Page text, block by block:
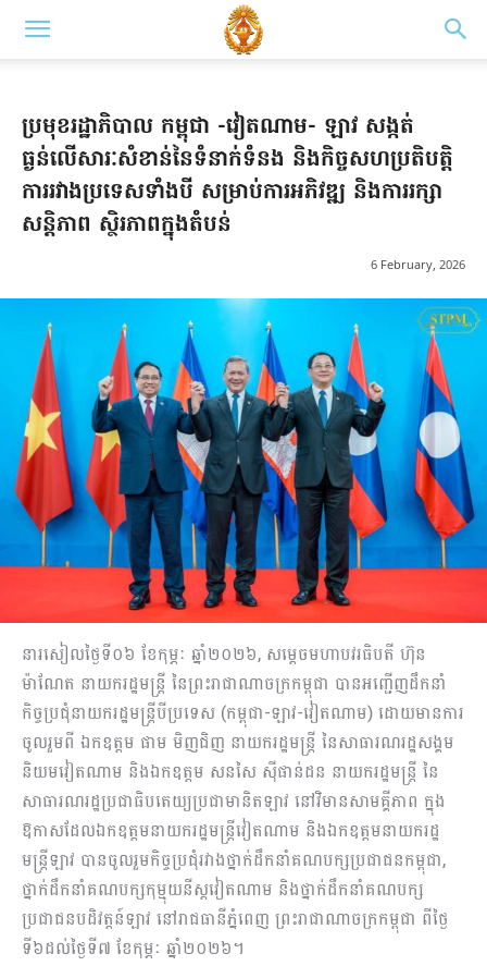
ប្រមុខរដ្ឋាភិបាល​ កម្ពុជា -វៀតណាម- ឡាវ សង្កត់
ធ្ងន់លើសារៈសំខាន់នៃទំនាក់ទំនង និងកិច្ចសហប្រតិបត្តិ
ការរវាងប្រទេសទាំងបី សម្រាប់ការអភិវឌ្ឍ និងការរក្សា
សន្តិភាព ស្ថិរភាពក្នុងតំបន់
6 February, 2026
នារសៀលថ្ងៃទី០៦​ ខែកុម្ភៈ ឆ្នាំ២០២៦, សម្តេចមហាបវរធិបតី ហ៊ុន
ម៉ាណែត នាយករដ្ឋមន្រ្តី នៃព្រះរាជាណាចក្រកម្ពុជា បានអញ្ជើញដឹកនាំ
កិច្ចប្រជុំនាយករដ្ឋមន្ត្រីបីប្រទេស (កម្ពុជា-ឡាវ-វៀតណាម) ដោយមានការ
ចូលរួមពី ឯកឧត្តម ផាម​ មិញជិញ​ ​នាយករដ្ឋមន្ត្រី​ នៃ​សាធារណរដ្ឋ​សង្គម​
និយម​វៀតណាម​ និង​ឯកឧត្តម​ សនសៃ​ ស៊ីផាន់ដន​ នាយករដ្ឋមន្ត្រី​ នៃ​
សាធារណរដ្ឋ​ប្រជាធិបតេយ្យ​ប្រជាមានិត​ឡាវ​ នៅវិមាន​សាមគ្គី​ភាព​ ក្នុង
ឱកាសដែល​ឯកឧត្តម​នាយករដ្ឋមន្ត្រី​វៀតណាម​ និង​ឯកឧត្តម​នាយករដ្ឋ
មន្ត្រី​ឡាវ​ បានចូលរួមកិច្ចប្រជុំរវាង​ថ្នាក់ដឹកនាំគណបក្ស​ប្រជាជន​កម្ពុជា​,​
ថ្នាក់​ដឹកនាំ​គណបក្ស​កុម្មុយនីស្តវៀតណាម​ និង​ថ្នាក់​ដឹកនាំ​គណបក្ស​
ប្រជាជន​បដិវត្តន៍​ឡាវ​ នៅរាជធានីភ្នំពេញ​ ព្រះរាជាណាចក្រ​កម្ពុជា​ ពីថ្ងៃ​
ទី៦​ដល់ថ្ងៃទី៧​ ​ខែកុម្ភៈ​ ឆ្នាំ​២០២៦។